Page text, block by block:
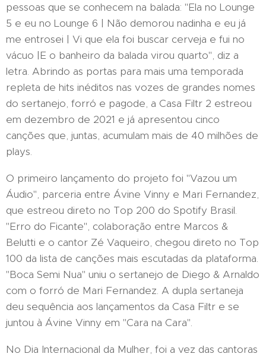
pessoas que se conhecem na balada: "Ela no Lounge
5 e eu no Lounge 6 | Não demorou nadinha e eu já
me entrosei | Vi que ela foi buscar cerveja e fui no
vácuo |E o banheiro da balada virou quarto", diz a
letra. Abrindo as portas para mais uma temporada
repleta de hits inéditos nas vozes de grandes nomes
do sertanejo, forró e pagode, a Casa Filtr 2 estreou
em dezembro de 2021 e já apresentou cinco
canções que, juntas, acumulam mais de 40 milhões de
plays.
O primeiro lançamento do projeto foi "Vazou um
Áudio", parceria entre Ávine Vinny e Mari Fernandez,
que estreou direto no Top 200 do Spotify Brasil.
"Erro do Ficante", colaboração entre Marcos &
Belutti e o cantor Zé Vaqueiro, chegou direto no Top
100 da lista de canções mais escutadas da plataforma.
"Boca Semi Nua" uniu o sertanejo de Diego & Arnaldo
com o forró de Mari Fernandez. A dupla sertaneja
deu sequência aos lançamentos da Casa Filtr e se
juntou à Ávine Vinny em "Cara na Cara".
No Dia Internacional da Mulher, foi a vez das cantoras